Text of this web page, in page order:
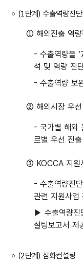
(1단계) 수출역량진단
① 해외진출 역량
- 수출역량을
석 및 역량 진
- 수출역량 보
② 해외시장 우선
- 국가별 해외
르별 우선 진
③ KOCCA 지원
- 수출역량진
관련 지원사업
▶ 수출역량진
설팅보고서 제
(2단계) 심화컨설팅